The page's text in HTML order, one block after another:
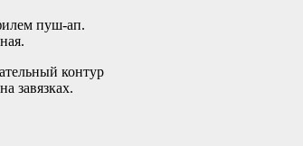
пуш-ап.
контур
завязках.